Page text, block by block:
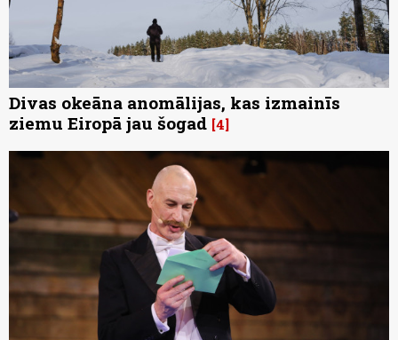
Divas okeāna anomālijas, kas izmainīs
ziemu Eiropā jau šogad 4